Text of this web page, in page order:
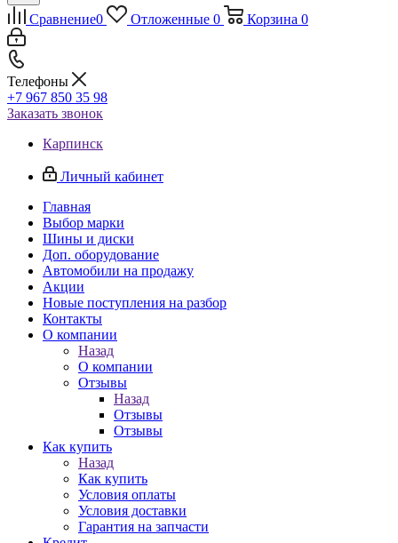
Сравнение0 Отложенные 0 Корзина 0
Телефоны
+7 967 850 35 98
Заказать звонок
Карпинск
Личный кабинет
Главная
Выбор марки
Шины и диски
Доп. оборудование
Автомобили на продажу
Акции
Новые поступления на разбор
Контакты
О компании
Назад
О компании
Отзывы
Назад
Отзывы
Отзывы
Как купить
Назад
Как купить
Условия оплаты
Условия доставки
Гарантия на запчасти